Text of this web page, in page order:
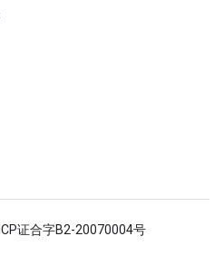
ICP证合字B2-20070004号